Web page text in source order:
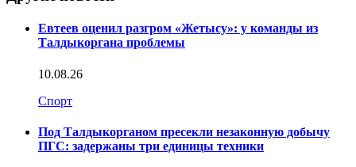
Евтеев оценил разгром «Жетысу»: у команды из
Талдыкоргана проблемы
10.08.26
Спорт
Под Талдыкорганом пресекли незаконную добычу
ПГС: задержаны три единицы техники